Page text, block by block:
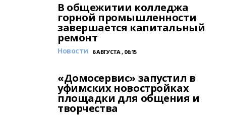
В общежитии колледжа
горной промышленности
завершается капитальный
ремонт
Новости 6 АВГУСТА , 06:15
«Домосервис» запустил в
уфимских новостройках
площадки для общения и
творчества